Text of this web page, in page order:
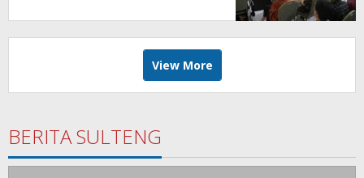
View More
BERITA SULTENG